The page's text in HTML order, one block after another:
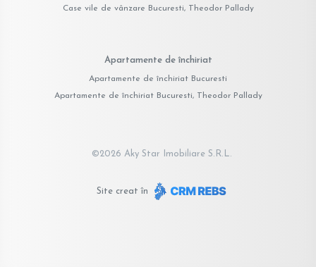
Case vile de vânzare Bucuresti, Theodor Pallady
Apartamente de închiriat
Apartamente de închiriat Bucuresti
Apartamente de închiriat Bucuresti, Theodor Pallady
©2026 Aky Star Imobiliare S.R.L.
Site creat în